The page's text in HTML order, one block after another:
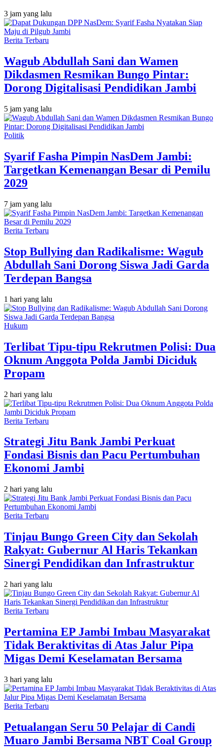
3 jam yang lalu
Berita Terbaru
Wagub Abdullah Sani dan Wamen
Dikdasmen Resmikan Bungo Pintar:
Dorong Digitalisasi Pendidikan Jambi
5 jam yang lalu
Politik
Syarif Fasha Pimpin NasDem Jambi:
Targetkan Kemenangan Besar di Pemilu
2029
7 jam yang lalu
Berita Terbaru
Stop Bullying dan Radikalisme: Wagub
Abdullah Sani Dorong Siswa Jadi Garda
Terdepan Bangsa
1 hari yang lalu
Hukum
Terlibat Tipu-tipu Rekrutmen Polisi: Dua
Oknum Anggota Polda Jambi Diciduk
Propam
2 hari yang lalu
Berita Terbaru
Strategi Jitu Bank Jambi Perkuat
Fondasi Bisnis dan Pacu Pertumbuhan
Ekonomi Jambi
2 hari yang lalu
Berita Terbaru
Tinjau Bungo Green City dan Sekolah
Rakyat: Gubernur Al Haris Tekankan
Sinergi Pendidikan dan Infrastruktur
2 hari yang lalu
Berita Terbaru
Pertamina EP Jambi Imbau Masyarakat
Tidak Beraktivitas di Atas Jalur Pipa
Migas Demi Keselamatan Bersama
3 hari yang lalu
Berita Terbaru
Petualangan Seru 50 Pelajar di Candi
Muaro Jambi Bersama NBT Coal Group